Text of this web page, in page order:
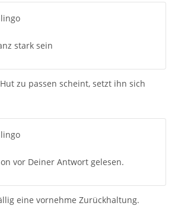
stark sein
zu passen scheint, setzt ihn sich
vor Deiner Antwort gelesen.
eine vornehme Zurückhaltung.